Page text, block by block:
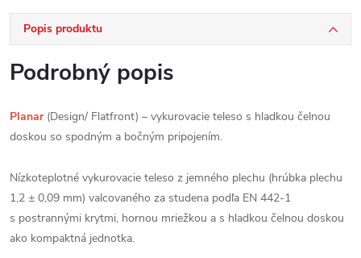
Popis produktu
Podrobný popis
Planar(Design/ Flatfront) – vykurovacie teleso s hladkou čelnou
doskou so spodným a bočným pripojením.
Nízkoteplotné vykurovacie teleso z jemného plechu (hrúbka plechu
1,2 ± 0,09 mm) valcovaného za studena podľa EN 442-1
s postrannými krytmi, hornou mriežkou a s hladkou čelnou doskou
ako kompaktná jednotka.